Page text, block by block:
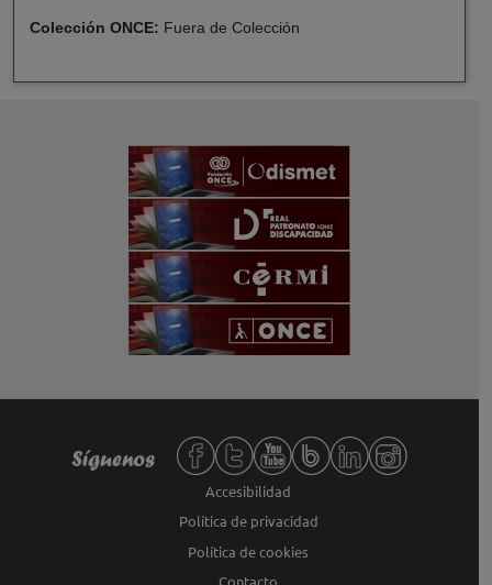
Colección ONCE: Fuera de Colección
Redes sociales de Fundación ONCE,
Síguenos
Accesibilidad
Política de privacidad
Política de cookies
Contacto